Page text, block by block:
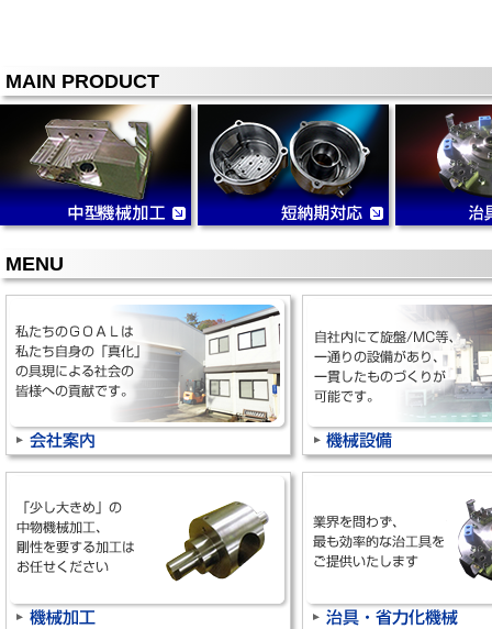
MAIN PRODUCT
MENU